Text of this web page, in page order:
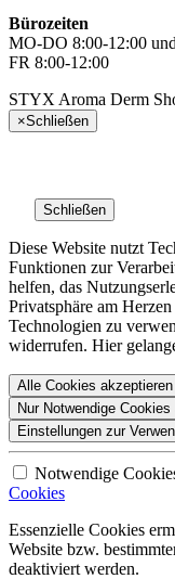
Bürozeiten
MO-DO 8:00-12:00
FR 8:00-12:00
STYX Aroma Derm
×Schließen
Schließen
Diese Website nutzt
Funktionen zur
helfen, das
Privatsphäre am
Technologien zu
widerrufen. Hier
Alle Cookies akzeptieren
Nur Notwendige Cookies
Einstellungen zur
Notwendige
Cookies
Essenzielle Cookies
Website bzw.
deaktiviert werden.